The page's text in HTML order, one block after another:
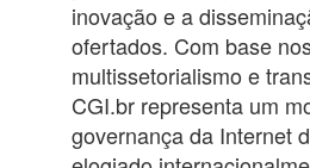
inovação e a
ofertados. Com base
multissetorialismo e
CGI.br representa um
governança da Internet